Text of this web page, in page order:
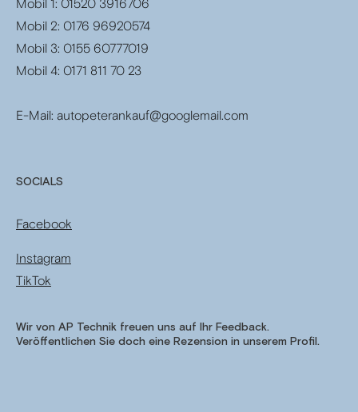
Mobil 1: 01520 3916706
Mobil 2: 0176 96920574
Mobil 3: 0155 60777019
Mobil 4: 0171 811 70 23
E-Mail: autopeterankauf@googlemail.com
SOCIALS
Facebook
Instagram
TikTok
Wir von AP Technik freuen uns auf Ihr Feedback.
Veröffentlichen Sie doch eine Rezension in unserem Profil.